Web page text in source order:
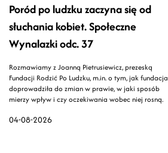
04-08-2026
Poród po ludzku zaczyna się od
słuchania kobiet. Społeczne
Wynalazki odc. 37
Rozmawiamy z Joanną Pietrusiewicz, prezeską
Fundacji Rodzić Po Ludzku, m.in. o tym, jak fundacja
doprowadziła do zmian w prawie, w jaki sposób
mierzy wpływ i czy oczekiwania wobec niej rosną.